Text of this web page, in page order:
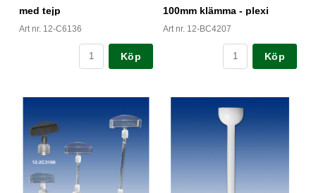
med tejp
Art nr. 12-C6136
Köp
100mm klämma - plexi
Art nr. 12-BC4207
Köp